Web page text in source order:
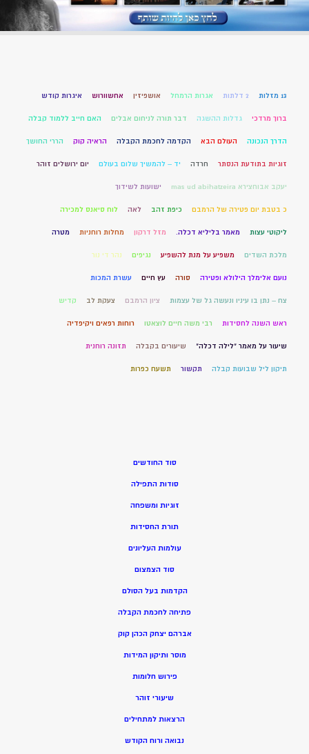
13 מזלות 2 דלתות אגרות הרמחל אושפיזין אחשוורוש איגרות קודש
ברוך מרדכי גדלות ההשגה דבר תורה לניחום אבלים האם חייב ללמוד קבלה
הדרך הנכונה העולם הבא הקדמה לחכמת הקבלה הראיה קוק הררי החושך
זוגיות בתודעת הנסתר חרדה יד – להמשיך שלום בעולם יום ירושלים זוהר
יעקב אבוחצירא mas ud abihatzeira ישועות לשידוך
כ בטבת יום פטירה של הרמבם כיפת זהב לאה לוח סיאנס למכירה
ליקוטי עצות מאמר בליליא דכלה. מזל דרקון מחלות רוחניות מטרה
מלכת השדים משפיע על מנת להשפיע נגיפים נהר די נור
נועם אלימלך הילולא ופטירה סורה עץ חיים עשרת המכות
צח – נתן בו עיניו ונעשה גל של עצמות ציון הרמבם צעקת לב קדיש
ראש השנה לחסידות רבי משה חיים לוצאטו רוחות רפאים ויקיפדיה
שיעור על מאמר "לילה דכלה" שיעורים בקבלה תזונה רוחנית
תיקון ליל שבועות קבלה תקשור תשעח כפרות
סוד החודשים
סודות התפילה
זוגיות ומשפחה
תורת החסידות
עולמות העליונים
סוד הצמצום
הקדמות בעל הסולם
פתיחה לחכמת הקבלה
אברהם יצחק הכהן קוק
מוסר ותיקון המידות
פירוש חלומות
שיעורי זוהר
הרצאות למתחילים
נבואה ורוח הקודש